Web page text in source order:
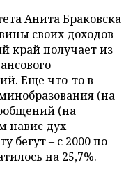
Анита Браковска
своих доходов
край получает из
Еще что-то в
(на
(на
навис дух
бегут – с 2000 по
на 25,7%.